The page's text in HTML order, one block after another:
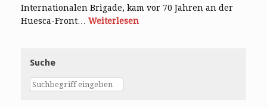
Internationalen Brigade, kam vor 70 Jahren an der
Huesca-Front… Weiterlesen
Suche